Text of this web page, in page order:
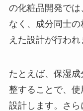
の化粧品開発で
なく、成分同士
えた設計が行われ
たとえば、保湿
整することで、使
設計します。さ